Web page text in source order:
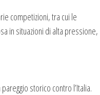
competizioni, tra cui le
in situazioni di alta pressione,
storico contro l’Italia.